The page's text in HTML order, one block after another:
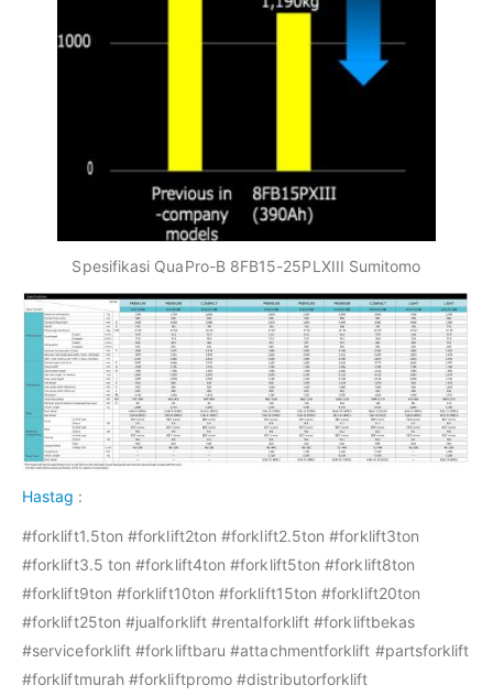
Spesifikasi QuaPro-B 8FB15-25PLXIII Sumitomo
Hastag :
#forklift1.5ton #forklift2ton #forklift2.5ton #forklift3ton
#forklift3.5 ton #forklift4ton #forklift5ton #forklift8ton
#forklift9ton #forklift10ton #forklift15ton #forklift20ton
#forklift25ton #jualforklift #rentalforklift #forkliftbekas
#serviceforklift #forkliftbaru #attachmentforklift #partsforklift
#forkliftmurah #forkliftpromo #distributorforklift